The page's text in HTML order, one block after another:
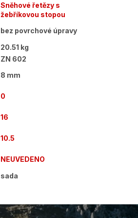
Sněhové řetězy s
žebříkovou stopou
bez povrchové úpravy
20.51 kg
ZN 602
8 mm
0
16
10.5
NEUVEDENO
sada